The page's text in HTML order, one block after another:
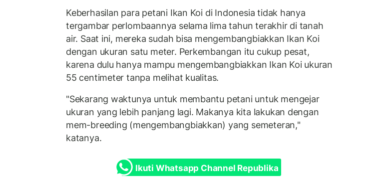
Keberhasilan para petani Ikan Koi di Indonesia tidak hanya
tergambar perlombaannya selama lima tahun terakhir di tanah
air. Saat ini, mereka sudah bisa mengembangbiakkan Ikan Koi
dengan ukuran satu meter. Perkembangan itu cukup pesat,
karena dulu hanya mampu mengembangbiakkan Ikan Koi ukuran
55 centimeter tanpa melihat kualitas.
"Sekarang waktunya untuk membantu petani untuk mengejar
ukuran yang lebih panjang lagi. Makanya kita lakukan dengan
mem-breeding (mengembangbiakkan) yang semeteran,"
katanya.
Ikuti Whatsapp Channel Republika